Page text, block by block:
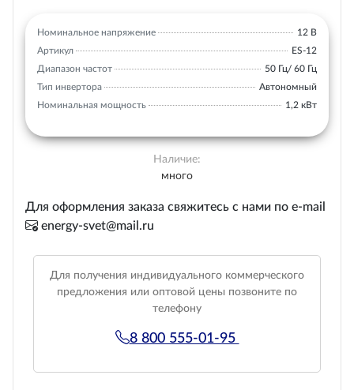
Номинальное напряжение
12 В
Артикул
ES-12
Диапазон частот
50 Гц/ 60 Гц
Тип инвертора
Автономный
Номинальная мощность
1,2 кВт
Наличие:
много
Для оформления заказа свяжитесь с нами по e-mail
energy-svet@mail.ru
Для получения индивидуального коммерческого
предложения или оптовой цены позвоните по
телефону
8 800 555-01-95